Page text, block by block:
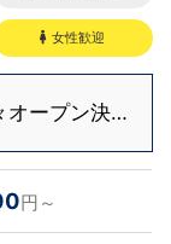
女性歓迎
オープン決
円～